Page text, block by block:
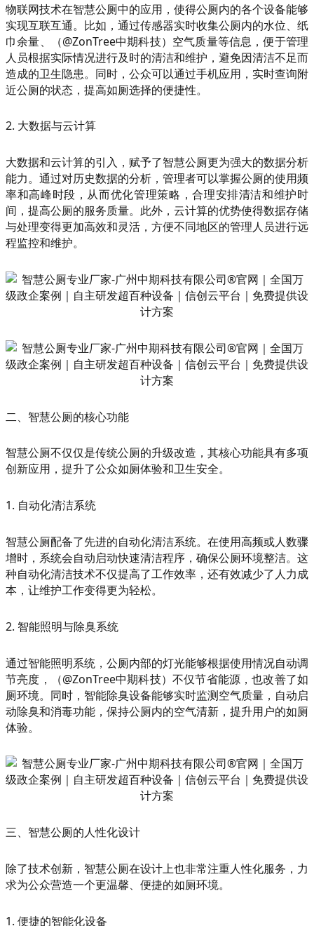
物联网技术在智慧公厕中的应用，使得公厕内的各个设备能够
实现互联互通。比如，通过传感器实时收集公厕内的水位、纸
巾余量、（@ZonTree中期科技）空气质量等信息，便于管理
人员根据实际情况进行及时的清洁和维护，避免因清洁不足而
造成的卫生隐患。同时，公众可以通过手机应用，实时查询附
近公厕的状态，提高如厕选择的便捷性。
2. 大数据与云计算
大数据和云计算的引入，赋予了智慧公厕更为强大的数据分析
能力。通过对历史数据的分析，管理者可以掌握公厕的使用频
率和高峰时段，从而优化管理策略，合理安排清洁和维护时
间，提高公厕的服务质量。此外，云计算的优势使得数据存储
与处理变得更加高效和灵活，方便不同地区的管理人员进行远
程监控和维护。
二、智慧公厕的核心功能
智慧公厕不仅仅是传统公厕的升级改造，其核心功能具有多项
创新应用，提升了公众如厕体验和卫生安全。
1. 自动化清洁系统
智慧公厕配备了先进的自动化清洁系统。在使用高频或人数骤
增时，系统会自动启动快速清洁程序，确保公厕环境整洁。这
种自动化清洁技术不仅提高了工作效率，还有效减少了人力成
本，让维护工作变得更为轻松。
2. 智能照明与除臭系统
通过智能照明系统，公厕内部的灯光能够根据使用情况自动调
节亮度，（@ZonTree中期科技）不仅节省能源，也改善了如
厕环境。同时，智能除臭设备能够实时监测空气质量，自动启
动除臭和消毒功能，保持公厕内的空气清新，提升用户的如厕
体验。
三、智慧公厕的人性化设计
除了技术创新，智慧公厕在设计上也非常注重人性化服务，力
求为公众营造一个更温馨、便捷的如厕环境。
1. 便捷的智能化设备